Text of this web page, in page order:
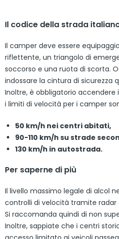
Il codice della strada
Il camper deve essere
riflettente, un triangolo di
soccorso e una ruota di scorta.
indossare la cintura di sicurezza
Inoltre, è obbligatorio accendere
i limiti di velocità per i camper
50 km/h nei centri abitati,
90-110 km/h su strade
130 km/h in autostrada.
Per saperne di più
Il livello massimo legale di alcol
controlli di velocità tramite
Si raccomanda quindi di non
Inoltre, sappiate che i centri